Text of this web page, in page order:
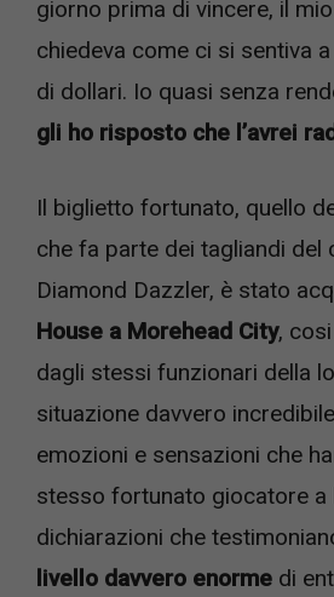
giorno prima di vincere, il
chiedeva come ci si sentiva
di dollari. Io quasi senza
gli ho risposto che l’avrei
Il biglietto fortunato, quello
che fa parte dei tagliandi del
Diamond Dazzler, è stato
House a Morehead City,
dagli stessi funzionari della
situazione davvero
emozioni e sensazioni che
stesso fortunato giocatore a
dichiarazioni che
livello davvero enorme di